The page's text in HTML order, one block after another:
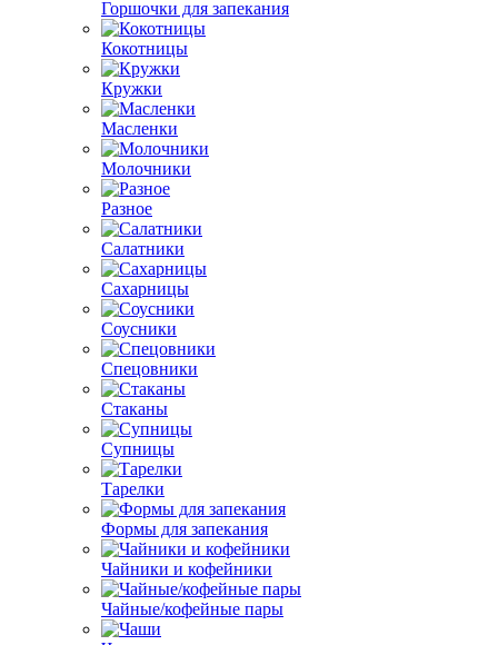
Горшочки для запекания
Кокотницы
Кружки
Масленки
Молочники
Разное
Салатники
Сахарницы
Соусники
Спецовники
Стаканы
Супницы
Тарелки
Формы для запекания
Чайники и кофейники
Чайные/кофейные пары